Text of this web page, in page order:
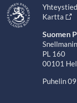
Kartta
Suomen
PL 160
00101
Puhelin